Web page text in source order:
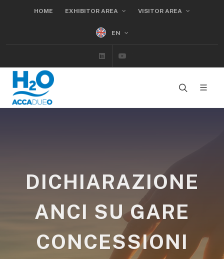
HOME EXHIBITOR AREA VISITOR AREA
EN
Linkedin
DICHIARAZIONE
ANCI SU GARE
CONCESSIONI